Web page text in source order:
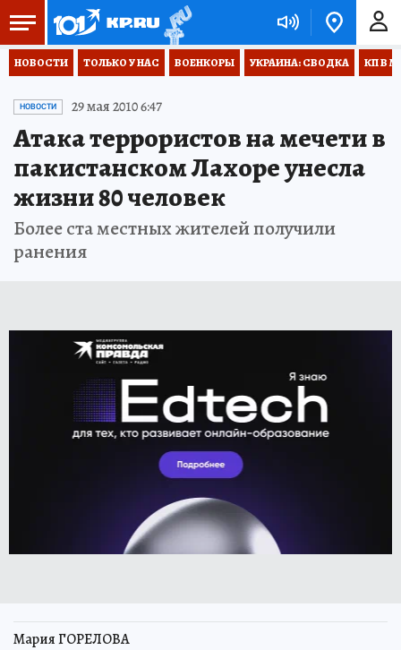
НОВОСТИ ТОЛЬКО У НАС ВОЕНКОРЫ УКРАИНА: СВОДКА КП В
НОВОСТИ 29 мая 2010 6:47
Атака террористов на мечети в
пакистанском Лахоре унесла
жизни 80 человек
Более ста местных жителей получили
ранения
Мария ГОРЕЛОВА